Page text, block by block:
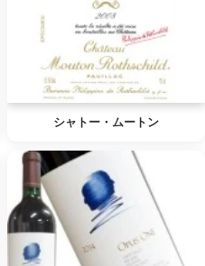
シャトー・ムートン